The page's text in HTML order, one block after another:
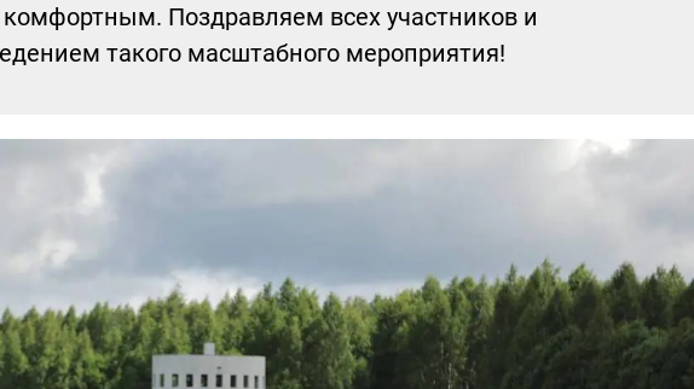
Поздравляем всех участников и
такого масштабного мероприятия!